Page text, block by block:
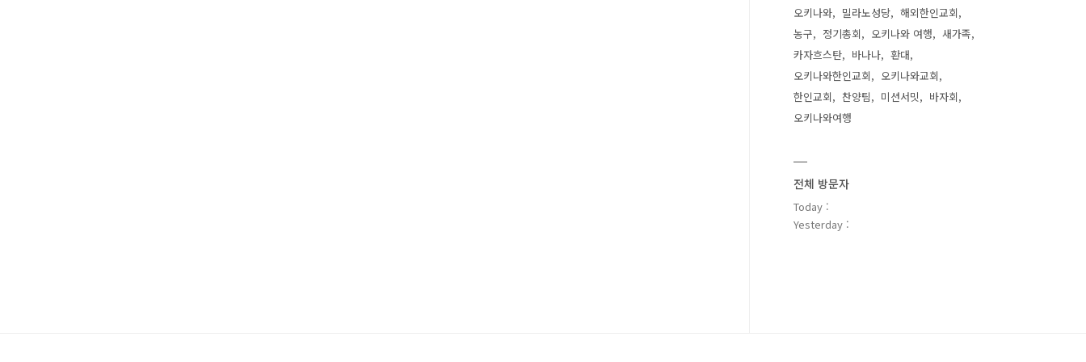
오키나와 밀라노성당
해외한인교회
농구
정기총회 오키나와 여행
새가족
카자흐스탄
바나나
환대
오키나와한인교회
오키나와교회
한인교회
찬양팀 미션서밋
바자회
오키나와여행
전체 방문자
Today :
Yesterday :